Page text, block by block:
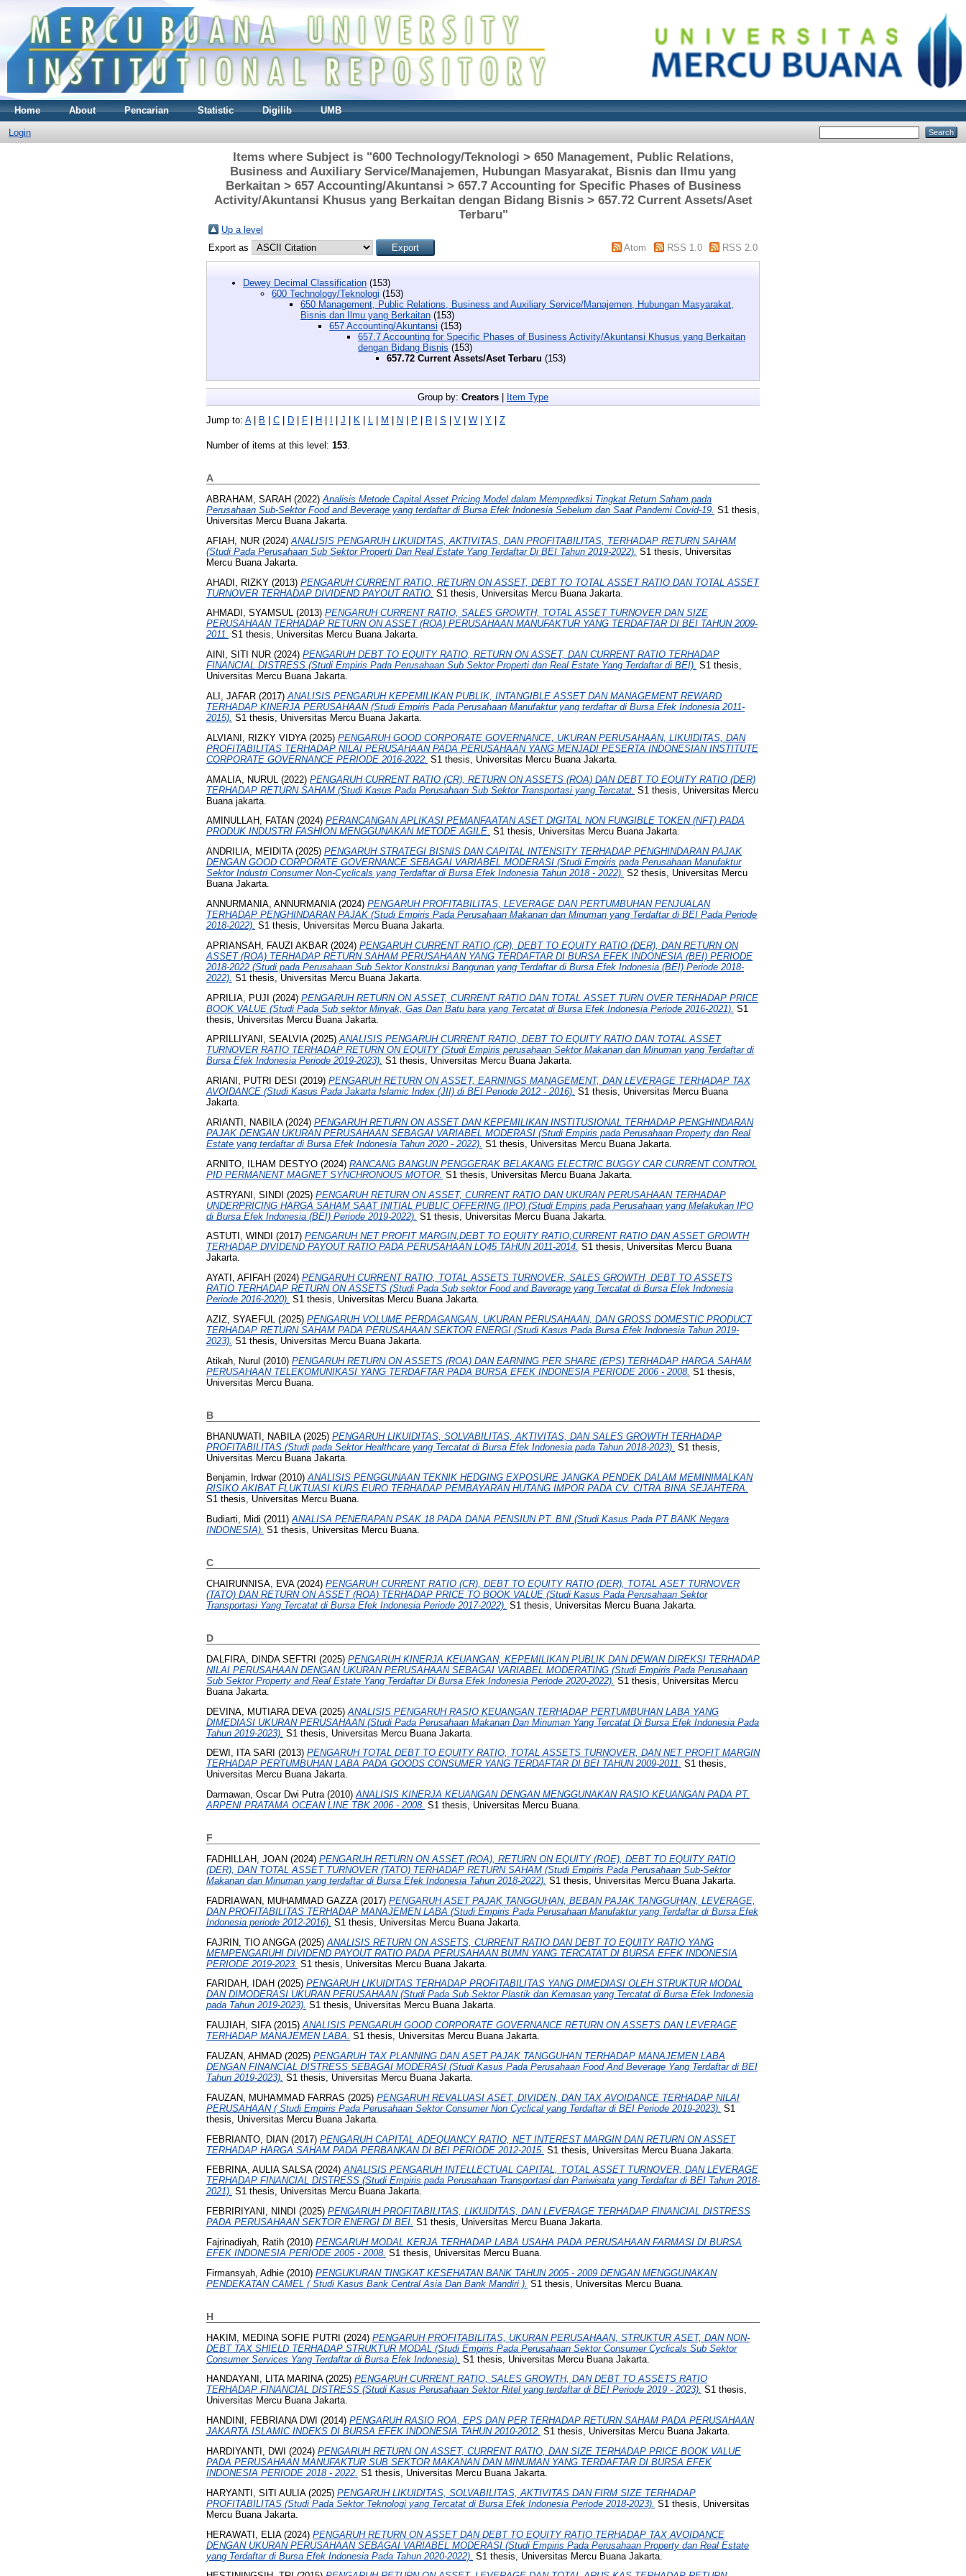
Home About Pencarian Statistic Digilib UMB
Login
Items where Subject is "600 Technology/Teknologi > 650 Management, Public Relations,
Business and Auxiliary Service/Manajemen, Hubungan Masyarakat, Bisnis dan Ilmu yang
Berkaitan > 657 Accounting/Akuntansi > 657.7 Accounting for Specific Phases of Business
Activity/Akuntansi Khusus yang Berkaitan dengan Bidang Bisnis > 657.72 Current Assets/Aset
Terbaru"
Up a level
Export as
Atom RSS 1.0 RSS 2.0
Dewey Decimal Classification (153)
600 Technology/Teknologi (153)
650 Management, Public Relations, Business and Auxiliary Service/Manajemen, Hubungan Masyarakat,
Bisnis dan Ilmu yang Berkaitan (153)
657 Accounting/Akuntansi (153)
657.7 Accounting for Specific Phases of Business Activity/Akuntansi Khusus yang Berkaitan
dengan Bidang Bisnis (153)
657.72 Current Assets/Aset Terbaru (153)
Group by: Creators Item Type
Jump to: A| B C D F H J K L M N P R S V W Y Z
Number of items at this level: 153.
A
ABRAHAM, SARAH (2022)Analisis Metode Capital Asset Pricing Model dalam Memprediksi Tingkat Return Saham pada
Perusahaan Sub-Sektor Food and Beverage yang terdaftar di Bursa Efek Indonesia Sebelum dan Saat Pandemi Covid-19. S1 thesis,
Universitas Mercu Buana Jakarta.
AFIAH, NUR (2024) ANALISIS PENGARUH LIKUIDITAS, AKTIVITAS, DAN PROFITABILITAS, TERHADAP RETURN SAHAM
(Studi Pada Perusahaan Sub Sektor Properti Dan Real Estate Yang Terdaftar Di BEI Tahun 2019-2022). S1 thesis, Universitas
Mercu Buana Jakarta.
AHADI, RIZKY (2013) PENGARUH CURRENT RATIO, RETURN ON ASSET, DEBT TO TOTAL ASSET RATIO DAN TOTAL ASSET
TURNOVER TERHADAP DIVIDEND PAYOUT RATIO. S1 thesis, Universitas Mercu Buana Jakarta.
AHMADI, SYAMSUL (2013) PENGARUH CURRENT RATIO, SALES GROWTH, TOTAL ASSET TURNOVER DAN SIZE
PERUSAHAAN TERHADAP RETURN ON ASSET (ROA) PERUSAHAAN MANUFAKTUR YANG TERDAFTAR DI BEI TAHUN 2009-
2011. S1 thesis, Universitas Mercu Buana Jakarta.
AINI, SITI NUR (2024) PENGARUH DEBT TO EQUITY RATIO, RETURN ON ASSET, DAN CURRENT RATIO TERHADAP
FINANCIAL DISTRESS (Studi Empiris Pada Perusahaan Sub Sektor Properti dan Real Estate Yang Terdaftar di BEI). S1 thesis,
Universitas Mercu Buana Jakarta.
ALI, JAFAR (2017)ANALISIS PENGARUH KEPEMILIKAN PUBLIK, INTANGIBLE ASSET DAN MANAGEMENT REWARD
TERHADAP KINERJA PERUSAHAAN (Studi Empiris Pada Perusahaan Manufaktur yang terdaftar di Bursa Efek Indonesia 2011-
2015). S1 thesis, Universitas Mercu Buana Jakarta.
ALVIANI, RIZKY VIDYA(2025) PENGARUH GOOD CORPORATE GOVERNANCE, UKURAN PERUSAHAAN, LIKUIDITAS, DAN
PROFITABILITAS TERHADAP NILAI PERUSAHAAN PADA PERUSAHAAN YANG MENJADI PESERTA INDONESIAN INSTITUTE
CORPORATE GOVERNANCE PERIODE 2016-2022. S1 thesis, Universitas Mercu Buana Jakarta.
AMALIA, NURUL (2022) PENGARUH CURRENT RATIO (CR), RETURN ON ASSETS (ROA) DAN DEBT TO EQUITY RATIO (DER)
TERHADAP RETURN SAHAM (Studi Kasus Pada Perusahaan Sub Sektor Transportasi yang Tercatat. S1 thesis, Universitas Mercu
Buana jakarta.
AMINULLAH, FATAN (2024) PERANCANGAN APLIKASI PEMANFAATAN ASET DIGITAL NON FUNGIBLE TOKEN (NFT) PADA
PRODUK INDUSTRI FASHION MENGGUNAKAN METODE AGILE. S1 thesis, Universitas Mercu Buana Jakarta.
ANDRILIA, MEIDITA(2025) PENGARUH STRATEGI BISNIS DAN CAPITAL INTENSITY TERHADAP PENGHINDARAN PAJAK
DENGAN GOOD CORPORATE GOVERNANCE SEBAGAI VARIABEL MODERASI (Studi Empiris pada Perusahaan Manufaktur
Sektor Industri Consumer Non-Cyclicals yang Terdaftar di Bursa Efek Indonesia Tahun 2018 - 2022). S2 thesis, Universitas Mercu
Buana Jakarta.
ANNURMANIA, ANNURMANIA(2024) PENGARUH PROFITABILITAS, LEVERAGE DAN PERTUMBUHAN PENJUALAN
TERHADAP PENGHINDARAN PAJAK (Studi Empiris Pada Perusahaan Makanan dan Minuman yang Terdaftar di BEI Pada Periode
2018-2022). S1 thesis, Universitas Mercu Buana Jakarta.
APRIANSAH, FAUZI AKBAR (2024) PENGARUH CURRENT RATIO (CR), DEBT TO EQUITY RATIO (DER), DAN RETURN ON
ASSET (ROA) TERHADAP RETURN SAHAM PERUSAHAAN YANG TERDAFTAR DI BURSA EFEK INDONESIA (BEI) PERIODE
2018-2022 (Studi pada Perusahaan Sub Sektor Konstruksi Bangunan yang Terdaftar di Bursa Efek Indonesia (BEI) Periode 2018-
2022). S1 thesis, Universitas Mercu Buana Jakarta.
APRILIA, PUJI (2024) PENGARUH RETURN ON ASSET, CURRENT RATIO DAN TOTAL ASSET TURN OVER TERHADAP PRICE
BOOK VALUE (Studi Pada Sub sektor Minyak, Gas Dan Batu bara yang Tercatat di Bursa Efek Indonesia Periode 2016-2021). S1
thesis, Universitas Mercu Buana Jakarta.
APRILLIYANI, SEALVIA(2025)ANALISIS PENGARUH CURRENT RATIO, DEBT TO EQUITY RATIO DAN TOTAL ASSET
TURNOVER RATIO TERHADAP RETURN ON EQUITY (Studi Empiris perusahaan Sektor Makanan dan Minuman yang Terdaftar di
Bursa Efek Indonesia Periode 2019-2023). S1 thesis, Universitas Mercu Buana Jakarta.
ARIANI, PUTRI DESI (2019) PENGARUH RETURN ON ASSET, EARNINGS MANAGEMENT, DAN LEVERAGE TERHADAP TAX
AVOIDANCE (Studi Kasus Pada Jakarta Islamic Index (JII) di BEI Periode 2012 - 2016). S1 thesis, Universitas Mercu Buana
Jakarta.
ARIANTI, NABILA(2024) PENGARUH RETURN ON ASSET DAN KEPEMILIKAN INSTITUSIONAL TERHADAP PENGHINDARAN
PAJAK DENGAN UKURAN PERUSAHAAN SEBAGAI VARIABEL MODERASI (Studi Empiris pada Perusahaan Property dan Real
Estate yang terdaftar di Bursa Efek Indonesia Tahun 2020 - 2022). S1 thesis, Universitas Mercu Buana Jakarta.
ARNITO, ILHAM DESTYO (2024) RANCANG BANGUN PENGGERAK BELAKANG ELECTRIC BUGGY CAR CURRENT CONTROL
PID PERMANENT MAGNET SYNCHRONOUS MOTOR. S1 thesis, Universitas Mercu Buana Jakarta.
ASTRYANI, SINDI (2025) PENGARUH RETURN ON ASSET, CURRENT RATIO DAN UKURAN PERUSAHAAN TERHADAP
UNDERPRICING HARGA SAHAM SAAT INITIAL PUBLIC OFFERING (IPO) (Studi Empiris pada Perusahaan yang Melakukan IPO
di Bursa Efek Indonesia (BEI) Periode 2019-2022). S1 thesis, Universitas Mercu Buana Jakarta.
ASTUTI, WINDI (2017) PENGARUH NET PROFIT MARGIN,DEBT TO EQUITY RATIO,CURRENT RATIO DAN ASSET GROWTH
TERHADAP DIVIDEND PAYOUT RATIO PADA PERUSAHAAN LQ45 TAHUN 2011-2014. S1 thesis, Universitas Mercu Buana
Jakarta.
AYATI, AFIFAH (2024) PENGARUH CURRENT RATIO, TOTAL ASSETS TURNOVER, SALES GROWTH, DEBT TO ASSETS
RATIO TERHADAP RETURN ON ASSETS (Studi Pada Sub sektor Food and Baverage yang Tercatat di Bursa Efek Indonesia
Periode 2016-2020). S1 thesis, Universitas Mercu Buana Jakarta.
AZIZ, SYAEFUL (2025) PENGARUH VOLUME PERDAGANGAN, UKURAN PERUSAHAAN, DAN GROSS DOMESTIC PRODUCT
TERHADAP RETURN SAHAM PADA PERUSAHAAN SEKTOR ENERGI (Studi Kasus Pada Bursa Efek Indonesia Tahun 2019-
2023). S1 thesis, Universitas Mercu Buana Jakarta.
Atikah, Nurul (2010) PENGARUH RETURN ON ASSETS (ROA) DAN EARNING PER SHARE (EPS) TERHADAP HARGA SAHAM
PERUSAHAAN TELEKOMUNIKASI YANG TERDAFTAR PADA BURSA EFEK INDONESIA PERIODE 2006 - 2008. S1 thesis,
Universitas Mercu Buana.
B
BHANUWATI, NABILA(2025) PENGARUH LIKUIDITAS, SOLVABILITAS, AKTIVITAS, DAN SALES GROWTH TERHADAP
PROFITABILITAS (Studi pada Sektor Healthcare yang Tercatat di Bursa Efek Indonesia pada Tahun 2018-2023). S1 thesis,
Universitas Mercu Buana Jakarta.
Benjamin, Irdwar(2010)ANALISIS PENGGUNAAN TEKNIK HEDGING EXPOSURE JANGKA PENDEK DALAM MEMINIMALKAN
RISIKO AKIBAT FLUKTUASI KURS EURO TERHADAP PEMBAYARAN HUTANG IMPOR PADA CV. CITRA BINA SEJAHTERA.
S1 thesis, Universitas Mercu Buana.
Budiarti, Midi (2011)ANALISA PENERAPAN PSAK 18 PADA DANA PENSIUN PT. BNI (Studi Kasus Pada PT BANK Negara
INDONESIA). S1 thesis, Universitas Mercu Buana.
C
CHAIRUNNISA, EVA(2024) PENGARUH CURRENT RATIO (CR), DEBT TO EQUITY RATIO (DER), TOTAL ASET TURNOVER
(TATO) DAN RETURN ON ASSET (ROA) TERHADAP PRICE TO BOOK VALUE (Studi Kasus Pada Perusahaan Sektor
Transportasi Yang Tercatat di Bursa Efek Indonesia Periode 2017-2022). S1 thesis, Universitas Mercu Buana Jakarta.
D
DALFIRA, DINDA SEFTRI (2025) PENGARUH KINERJA KEUANGAN, KEPEMILIKAN PUBLIK DAN DEWAN DIREKSI TERHADAP
NILAI PERUSAHAAN DENGAN UKURAN PERUSAHAAN SEBAGAI VARIABEL MODERATING (Studi Empiris Pada Perusahaan
Sub Sektor Property and Real Estate Yang Terdaftar Di Bursa Efek Indonesia Periode 2020-2022). S1 thesis, Universitas Mercu
Buana Jakarta.
DEVINA, MUTIARA DEVA(2025) ANALISIS PENGARUH RASIO KEUANGAN TERHADAP PERTUMBUHAN LABA YANG
DIMEDIASI UKURAN PERUSAHAAN (Studi Pada Perusahaan Makanan Dan Minuman Yang Tercatat Di Bursa Efek Indonesia Pada
Tahun 2019-2023). S1 thesis, Universitas Mercu Buana Jakarta.
DEWI, ITA SARI (2013) PENGARUH TOTAL DEBT TO EQUITY RATIO, TOTAL ASSETS TURNOVER, DAN NET PROFIT MARGIN
TERHADAP PERTUMBUHAN LABA PADA GOODS CONSUMER YANG TERDAFTAR DI BEI TAHUN 2009-2011. S1 thesis,
Universitas Mercu Buana Jakarta.
Darmawan, Oscar Dwi Putra(2010)ANALISIS KINERJA KEUANGAN DENGAN MENGGUNAKAN RASIO KEUANGAN PADA PT.
ARPENI PRATAMA OCEAN LINE TBK 2006 - 2008. S1 thesis, Universitas Mercu Buana.
F
FADHILLAH, JOAN (2024) PENGARUH RETURN ON ASSET (ROA), RETURN ON EQUITY (ROE), DEBT TO EQUITY RATIO
(DER), DAN TOTAL ASSET TURNOVER (TATO) TERHADAP RETURN SAHAM (Studi Empiris Pada Perusahaan Sub-Sektor
Makanan dan Minuman yang terdaftar di Bursa Efek Indonesia Tahun 2018-2022). S1 thesis, Universitas Mercu Buana Jakarta.
FADRIAWAN, MUHAMMAD GAZZA(2017) PENGARUH ASET PAJAK TANGGUHAN, BEBAN PAJAK TANGGUHAN, LEVERAGE,
DAN PROFITABILITAS TERHADAP MANAJEMEN LABA (Studi Empiris Pada Perusahaan Manufaktur yang Terdaftar di Bursa Efek
Indonesia periode 2012-2016). S1 thesis, Universitas Mercu Buana Jakarta.
FAJRIN, TIO ANGGA(2025) ANALISIS RETURN ON ASSETS, CURRENT RATIO DAN DEBT TO EQUITY RATIO YANG
MEMPENGARUHI DIVIDEND PAYOUT RATIO PADA PERUSAHAAN BUMN YANG TERCATAT DI BURSA EFEK INDONESIA
PERIODE 2019-2023. S1 thesis, Universitas Mercu Buana Jakarta.
FARIDAH, IDAH (2025) PENGARUH LIKUIDITAS TERHADAP PROFITABILITAS YANG DIMEDIASI OLEH STRUKTUR MODAL
DAN DIMODERASI UKURAN PERUSAHAAN (Studi Pada Sub Sektor Plastik dan Kemasan yang Tercatat di Bursa Efek Indonesia
pada Tahun 2019-2023). S1 thesis, Universitas Mercu Buana Jakarta.
FAUJIAH, SIFA(2015)ANALISIS PENGARUH GOOD CORPORATE GOVERNANCE RETURN ON ASSETS DAN LEVERAGE
TERHADAP MANAJEMEN LABA. S1 thesis, Universitas Mercu Buana Jakarta.
FAUZAN, AHMAD (2025) PENGARUH TAX PLANNING DAN ASET PAJAK TANGGUHAN TERHADAP MANAJEMEN LABA
DENGAN FINANCIAL DISTRESS SEBAGAI MODERASI (Studi Kasus Pada Perusahaan Food And Beverage Yang Terdaftar di BEI
Tahun 2019-2023). S1 thesis, Universitas Mercu Buana Jakarta.
FAUZAN, MUHAMMAD FARRAS (2025) PENGARUH REVALUASI ASET, DIVIDEN, DAN TAX AVOIDANCE TERHADAP NILAI
PERUSAHAAN ( Studi Empiris Pada Perusahaan Sektor Consumer Non Cyclical yang Terdaftar di BEI Periode 2019-2023). S1
thesis, Universitas Mercu Buana Jakarta.
FEBRIANTO, DIAN (2017) PENGARUH CAPITAL ADEQUANCY RATIO, NET INTEREST MARGIN DAN RETURN ON ASSET
TERHADAP HARGA SAHAM PADA PERBANKAN DI BEI PERIODE 2012-2015. S1 thesis, Universitas Mercu Buana Jakarta.
FEBRINA, AULIA SALSA(2024)ANALISIS PENGARUH INTELLECTUAL CAPITAL, TOTAL ASSET TURNOVER, DAN LEVERAGE
TERHADAP FINANCIAL DISTRESS (Studi Empiris pada Perusahaan Transportasi dan Pariwisata yang Terdaftar di BEI Tahun 2018-
2021). S1 thesis, Universitas Mercu Buana Jakarta.
FEBRIRIYANI, NINDI (2025) PENGARUH PROFITABILITAS, LIKUIDITAS, DAN LEVERAGE TERHADAP FINANCIAL DISTRESS
PADA PERUSAHAAN SEKTOR ENERGI DI BEI. S1 thesis, Universitas Mercu Buana Jakarta.
Fajrinadiyah, Ratih (2010) PENGARUH MODAL KERJA TERHADAP LABA USAHA PADA PERUSAHAAN FARMASI DI BURSA
EFEK INDONESIA PERIODE 2005 - 2008. S1 thesis, Universitas Mercu Buana.
Firmansyah, Adhie (2010) PENGUKURAN TINGKAT KESEHATAN BANK TAHUN 2005 - 2009 DENGAN MENGGUNAKAN
PENDEKATAN CAMEL ( Studi Kasus Bank Central Asia Dan Bank Mandiri ). S1 thesis, Universitas Mercu Buana.
H
HAKIM, MEDINA SOFIE PUTRI (2024) PENGARUH PROFITABILITAS, UKURAN PERUSAHAAN, STRUKTUR ASET, DAN NON-
DEBT TAX SHIELD TERHADAP STRUKTUR MODAL (Studi Empiris Pada Perusahaan Sektor Consumer Cyclicals Sub Sektor
Consumer Services Yang Terdaftar di Bursa Efek Indonesia). S1 thesis, Universitas Mercu Buana Jakarta.
HANDAYANI, LITA MARINA(2025) PENGARUH CURRENT RATIO, SALES GROWTH, DAN DEBT TO ASSETS RATIO
TERHADAP FINANCIAL DISTRESS (Studi Kasus Perusahaan Sektor Ritel yang terdaftar di BEI Periode 2019 - 2023). S1 thesis,
Universitas Mercu Buana Jakarta.
HANDINI, FEBRIANA DWI (2014) PENGARUH RASIO ROA, EPS DAN PER TERHADAP RETURN SAHAM PADA PERUSAHAAN
JAKARTA ISLAMIC INDEKS DI BURSA EFEK INDONESIA TAHUN 2010-2012. S1 thesis, Universitas Mercu Buana Jakarta.
HARDIYANTI, DWI (2024) PENGARUH RETURN ON ASSET, CURRENT RATIO, DAN SIZE TERHADAP PRICE BOOK VALUE
PADA PERUSAHAAN MANUFAKTUR SUB SEKTOR MAKANAN DAN MINUMAN YANG TERDAFTAR DI BURSA EFEK
INDONESIA PERIODE 2018 - 2022. S1 thesis, Universitas Mercu Buana Jakarta.
HARYANTI, SITI AULIA(2025) PENGARUH LIKUIDITAS, SOLVABILITAS, AKTIVITAS DAN FIRM SIZE TERHADAP
PROFITABILITAS (Studi Pada Sektor Teknologi yang Tercatat di Bursa Efek Indonesia Periode 2018-2023). S1 thesis, Universitas
Mercu Buana Jakarta.
HERAWATI, ELIA(2024) PENGARUH RETURN ON ASSET DAN DEBT TO EQUITY RATIO TERHADAP TAX AVOIDANCE
DENGAN UKURAN PERUSAHAAN SEBAGAI VARIABEL MODERASI (Studi Empiris Pada Perusahaan Property dan Real Estate
yang Terdaftar di Bursa Efek Indonesia Pada Tahun 2020-2022). S1 thesis, Universitas Mercu Buana Jakarta.